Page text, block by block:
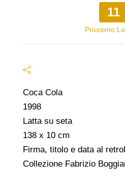
11
Prossimo
Coca Cola
1998
Latta su seta
138 x 10 cm
Firma, titolo e data al
Collezione Fabrizio